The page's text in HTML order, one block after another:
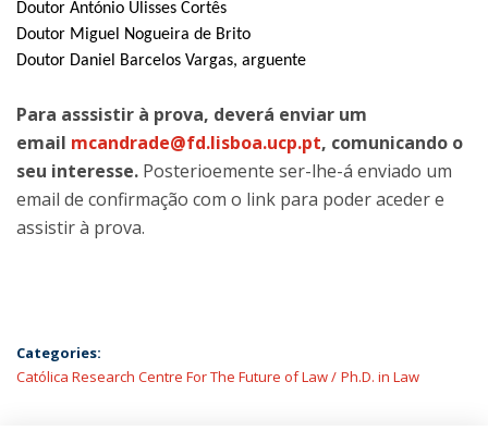
Doutor António Ulisses Cortês
Doutor Miguel Nogueira de Brito
Doutor Daniel Barcelos Vargas, arguente
Para asssistir à prova, deverá enviar um
email mcandrade@fd.lisboa.ucp.pt, comunicando o
seu interesse. Posterioemente ser-lhe-á enviado um
email de confirmação com o link para poder aceder e
assistir à prova.
Categories:
Católica Research Centre For The Future of Law
Ph.D. in Law